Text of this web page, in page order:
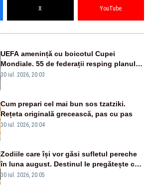
X YouTube
UEFA amenință cu boicotul Cupei
Mondiale. 55 de federații resping planul
FIFA al lui Infantino
30 iul. 2026, 20:03
Cum prepari cel mai bun sos tzatziki.
Rețeta originală grecească, pas cu pas
30 iul. 2026, 20:04
Zodiile care își vor găsi sufletul pereche
în luna august. Destinul le pregătește cea
mai mare surpriză
30 iul. 2026, 20:05